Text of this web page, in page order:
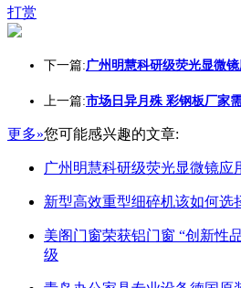
打赏
下一篇:广州明慧科研级荧光显微
上一篇:市场日异月殊 彩钢板厂家
更多»您可能感兴趣的文章:
广州明慧科研级荧光显微镜应
新型高效重型细碎机该如何选
美阁门窗荣获铝门窗 “创新性
级